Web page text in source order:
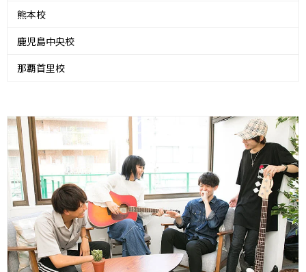
熊本校
鹿児島中央校
那覇首里校